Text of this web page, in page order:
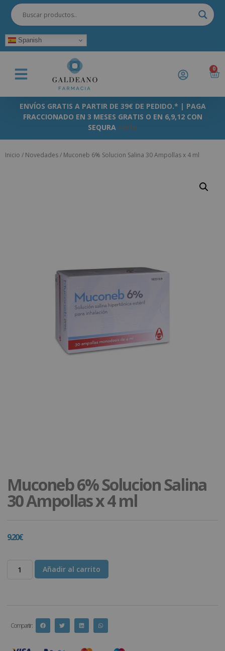
Spanish
0
ENVÍOS GRATIS A PARTIR DE 39€ DE PEDIDO.* | PAGA
FRACCIONADO EN 3 MESES GRATIS O EN 6,9,12 CON
SEQURA +info
Inicio / Novedades/ Muconeb 6% Solucion Salina 30 Ampollas x 4 ml
Muconeb 6% Solucion Salina
30 Ampollas x 4 ml
9.20€
Añadir al carrito
Compartir :